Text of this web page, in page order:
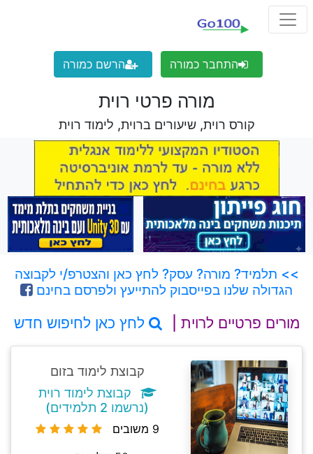
התחבר כמורה הרשם כמורה
מורה פרטי רוית
קורס רוית, שיעורים ברוית, לימוד רוית
>> תלמיד? מורה? עסק? לחץ כאן והצטרפ/י לקבוצה
הגדולה שלנו בפייסבוק להתייעץ ולפרסם בחינם
מורים פרטיים לרוית | לחץ כאן לחיפוש חדש
קבוצת לימוד בזום
קבוצת לימוד רוית
(נרשמו 2 תלמידים)
9 משובים